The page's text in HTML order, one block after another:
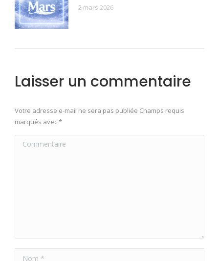
2 mars 2026
Laisser un commentaire
Votre adresse e-mail ne sera pas publiée Champs requis
marqués avec*
Commentaire
Nom *